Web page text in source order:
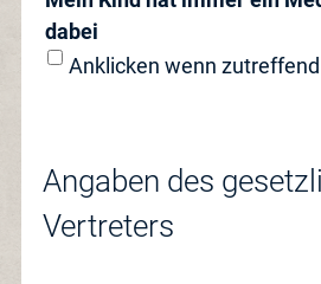
dabei
Anklicken wenn zutreffend
Angaben des
Vertreters